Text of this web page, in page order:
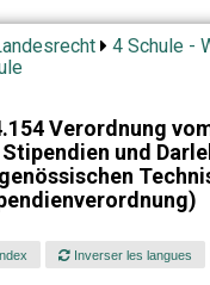
4 Schule -
Verordnung
und
Inverser les langues